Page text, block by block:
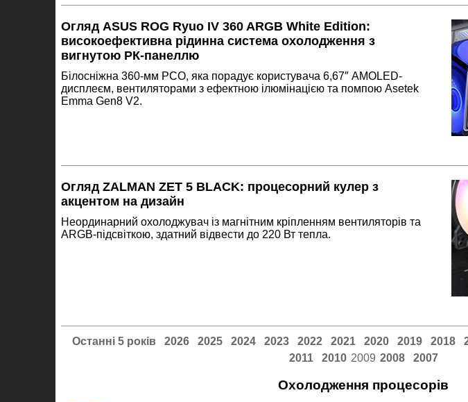
Огляд ASUS ROG Ryuo IV 360 ARGB White Edition:
високоефективна рідинна система охолодження з
вигнутою РК-панеллю
Білосніжна 360-мм РСО, яка порадує користувача 6,67″ AMOLED-
дисплеєм, вентиляторами з ефектною ілюмінацією та помпою Asetek
Emma Gen8 V2.
Огляд ZALMAN ZET 5 BLACK: процесорний кулер з
акцентом на дизайн
Неординарний охолоджувач із магнітним кріпленням вентиляторів та
ARGB-підсвіткою, здатний відвести до 220 Вт тепла.
Останні 5 років 2026 2025 2024 2023 2022 2021 2020 2019 2018
2011
2010 2009 2008 2007
Охолодження процесорів